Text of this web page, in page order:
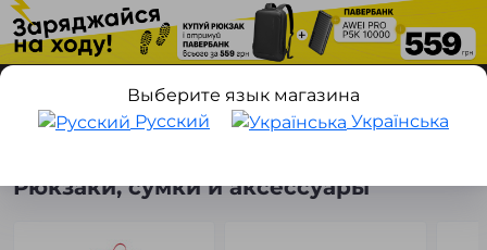
Рюкзаки, сумки и аксессуары
Выберите язык магазина
Русский
Українська